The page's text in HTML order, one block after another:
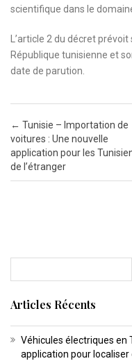
scientifique dans le
L’article 2 du décret
République tunisienne et
date de parution.
Post navigation
← Tunisie – Importation de
voitures : Une nouvelle
application pour les
de l’étranger
Articles Récents
Véhicules électriques en
application pour localiser